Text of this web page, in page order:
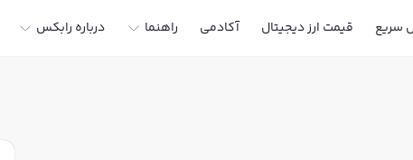
سریع قیمت ارز دیجیتال آکادمی راهنما درباره رابکس